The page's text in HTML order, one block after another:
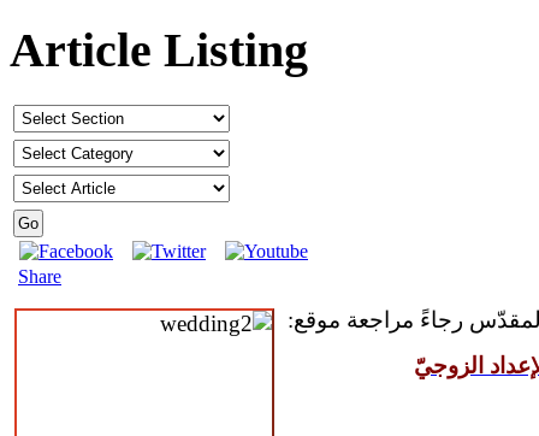
Article Listing
Share
رجاءً مراجعة موقع:
الزوجيّ